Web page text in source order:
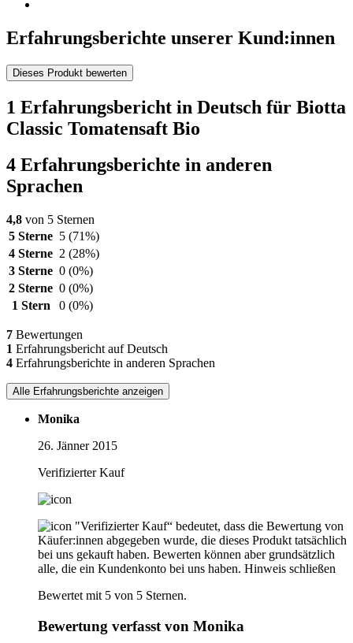
Erfahrungsberichte unserer Kund:innen
Dieses Produkt bewerten
1 Erfahrungsbericht in Deutsch für Biotta
Classic Tomatensaft Bio
4 Erfahrungsberichte in anderen
Sprachen
4,8 von 5 Sternen
5 Sterne 5 (71%)
4 Sterne 2 (28%)
3 Sterne 0 (0%)
2 Sterne 0 (0%)
1 Stern
0 (0%)
7 Bewertungen
1 Erfahrungsbericht auf Deutsch
4 Erfahrungsberichte in anderen Sprachen
Alle Erfahrungsberichte anzeigen
Monika
26. Jänner 2015
Verifizierter Kauf
"Verifizierter Kauf“ bedeutet, dass die Bewertung von
Käufer:innen abgegeben wurde, die dieses Produkt tatsächlich
bei uns gekauft haben. Bewerten können aber grundsätzlich
alle, die ein Kundenkonto bei uns haben. Hinweis schließen
Bewertet mit 5 von 5 Sternen.
Bewertung verfasst von Monika